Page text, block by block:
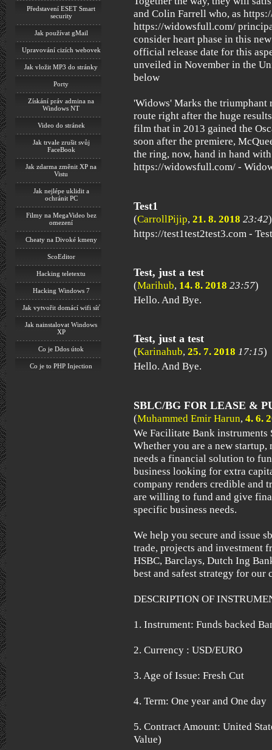
Představení ESET Smart
security
Jak používat gMail
Upravování cizích webovek
Jak vložit MP3 do stránky
Porty
Získání práv admina na
Windows NT
Video do stránek
Jak trvale zrušit svůj
FaceBook
Jak zdarma změnit XP na
Vistu
Jak nejlépe uklidit a
ochránit PC
Filmy na MegaVideo bez
omezení
Cheaty na Divoké kmeny
ScoEditor
Hacking teletextu
Hacking Windows 7
Jak vytvořit domácí wifi síť
Jak nainstalovat Windows
XP
Co je Ddos útok
Co je to PHP Injection
and Colin Farrell who, as
https://widowsfull.com/
consider heart phase in this
official release date for this
unveiled in November in the
below
'Widows' Marks the triumphant
route right after the huge
film that in 2013 gained the
soon after the premiere,
the ring, now, hand in hand
https://widowsfull.com/ -
Test1
(CarrollPijip, 21. 8. 2018 23:42)
https://test1test2test3.com -
Test, just a test
(Marihub, 14. 8. 2018 23:57)
Hello. And Bye.
Test, just a test
(Karinahub, 25. 7. 2018 17:15)
Hello. And Bye.
SBLC/BG FOR LEASE &
(Muhammed Emir Harun, 4. 6.
We Facilitate Bank instruments
Whether you are a new
needs a financial solution to
business looking for extra
company renders credible and
are willing to fund and give
specific business needs.
We help you secure and issue
trade, projects and investment
HSBC, Barclays, Dutch Ing
best and safest strategy for our
DESCRIPTION OF
1. Instrument: Funds backed
2. Currency : USD/EURO
3. Age of Issue: Fresh Cut
4. Term: One year and One day
5. Contract Amount: United
Value)